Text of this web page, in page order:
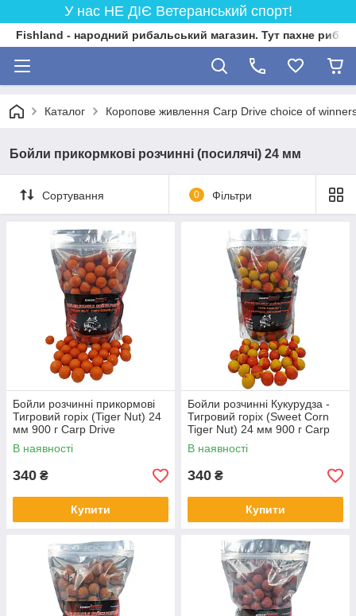
У нас НЕ ДІЄ Ветеранський спорт!
Fishland - народний рибальський магазин. Тут пахне
Каталог Коропове живлення Carp Drive choice of
Бойли прикормкові розчинні (посилячі) 24 мм
Сортування 0 Фільтри
Бойли розчинні прикормові
Тигровий горіх (Tiger Nut) 24
мм 900 г Carp Drive
В наявності
340 ₴
Купити
Бойли розчинні Кукурудза -
Тигровий горіх (Sweet Corn
Tiger Nut) 24 мм 900 г Carp
Drive
В наявності
340 ₴
Купити